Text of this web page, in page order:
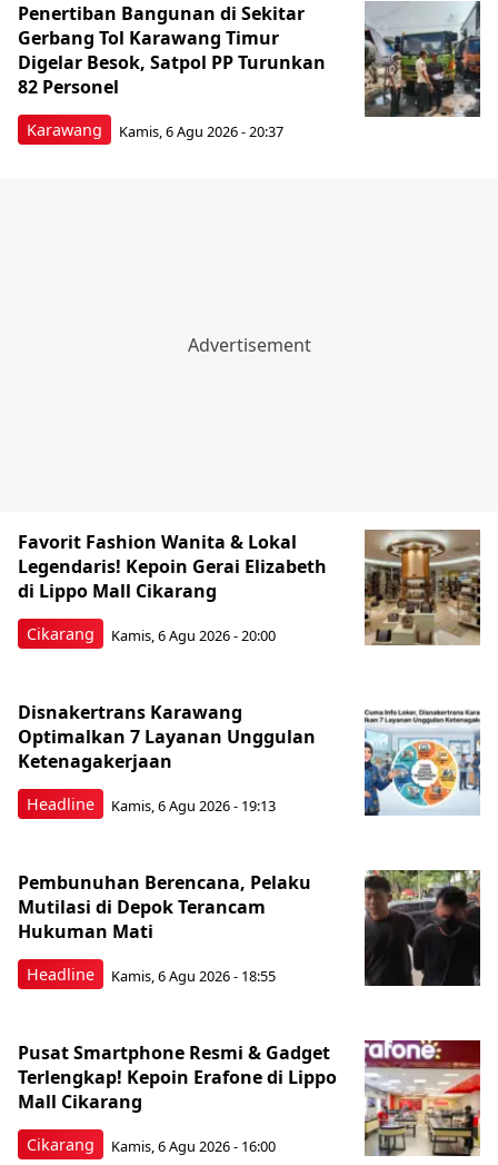
Karawang
Penertiban Bangunan di Sekitar
Gerbang Tol Karawang Timur
Digelar Besok, Satpol PP Turunkan
82 Personel
Kamis, 6 Agu 2026 - 20:37
Cikarang
Favorit Fashion Wanita & Lokal
Legendaris! Kepoin Gerai Elizabeth
di Lippo Mall Cikarang
Kamis, 6 Agu 2026 - 20:00
Headline
Disnakertrans Karawang
Optimalkan 7 Layanan Unggulan
Ketenagakerjaan
Kamis, 6 Agu 2026 - 19:13
Headline
Pembunuhan Berencana, Pelaku
Mutilasi di Depok Terancam
Hukuman Mati
Kamis, 6 Agu 2026 - 18:55
Cikarang
Pusat Smartphone Resmi & Gadget
Terlengkap! Kepoin Erafone di Lippo
Mall Cikarang
Kamis, 6 Agu 2026 - 16:00